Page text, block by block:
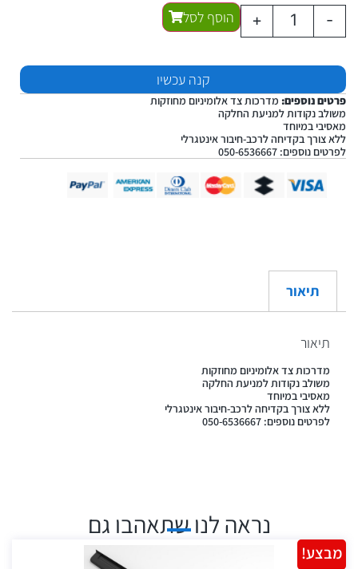
-
+ הוסף לסל
קנה עכשיו
פרטים נוספים: מדרכות צד אלומיניום מחוזקות
משולב נקודות למניעת החלקה
מאסיבי במיוחד
ללא צורך בקדיחה לרכב-חיבור אינטגרלי
לפרטים נוספים: 050-6536667
תיאור
תיאור
מדרכות צד אלומיניום מחוזקות
משולב נקודות למניעת החלקה
מאסיבי במיוחד
ללא צורך בקדיחה לרכב-חיבור אינטגרלי
לפרטים נוספים: 050-6536667
נראה לנו שתאהבו גם
מבצע!